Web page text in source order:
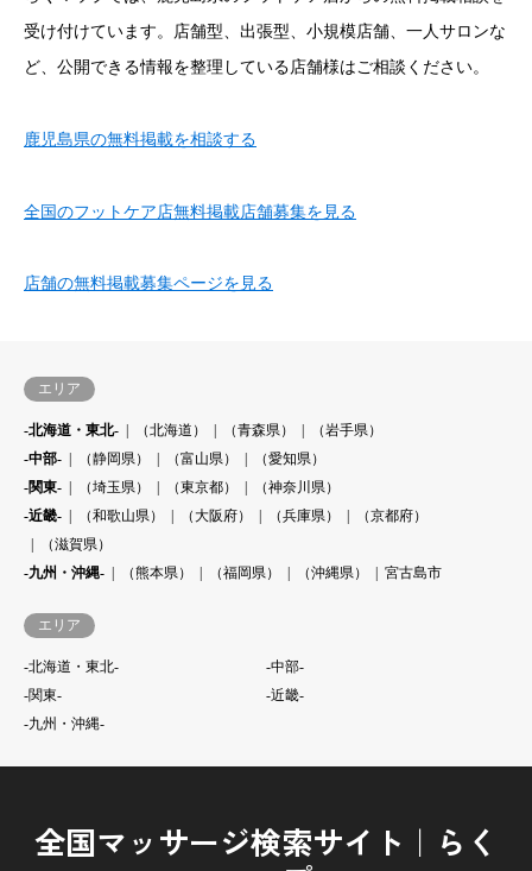
受け付けています。店舗型、出張型、小規模店舗、一人サロンな
ど、公開できる情報を整理している店舗様はご相談ください。
鹿児島県の無料掲載を相談する
全国のフットケア店無料掲載店舗募集を見る
店舗の無料掲載募集ページを見る
エリア
-北海道・東北- （北海道） （青森県）
（岩手県）
-中部-
（静岡県） （富山県）
（愛知県）
-関東-
（埼玉県） （東京都）
（神奈川県）
-近畿-
（和歌山県） （大阪府） （兵庫県）
（京都府）
（滋賀県）
-九州・沖縄-
（熊本県） （福岡県） （沖縄県） 宮古島市
エリア
-北海道・東北-
-中部-
-関東-
-近畿-
-九州・沖縄-
全国マッサージ検索サイト｜らく